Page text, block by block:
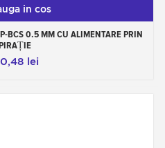
in cos
BCS 0.5 MM CU ALIMENTARE PRIN
lei